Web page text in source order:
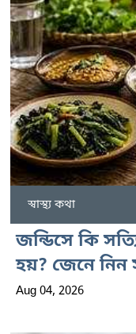
স্বাস্থ্য কথা
জন্ডিসে কি
হয়? জেনে নিন
Aug 04, 2026